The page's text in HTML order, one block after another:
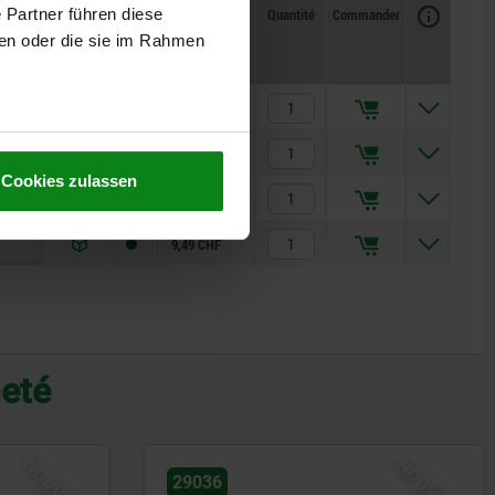
führen diese
oder die sie im Rahmen
Cookies zulassen
CAO
Disponibilité
Prix
Quantité Commander
4,13 CHF
9,49 CHF
29029